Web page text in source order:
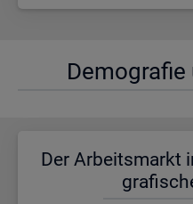
Der Ar­beits­markt